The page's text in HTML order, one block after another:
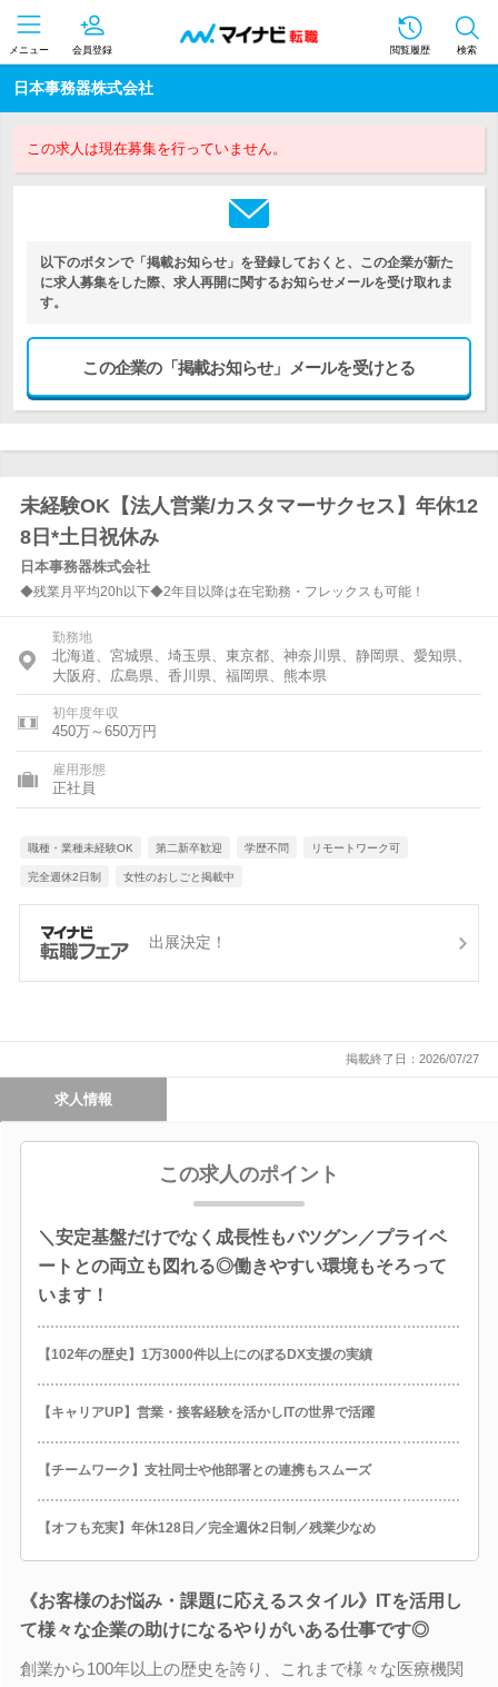
メニュー 会員登録 閲覧履歴 検索
日本事務器株式会社
この求人は現在募集を行っていません。
以下のボタンで「掲載お知らせ」を登録しておくと、この企業が新た
に求人募集をした際、求人再開に関するお知らせメールを受け取れま
す。
この企業の「掲載お知らせ」メールを受けとる
未経験OK【法人営業/カスタマーサクセス】年休12
8日*土日祝休み
日本事務器株式会社
◆残業月平均20h以下◆2年目以降は在宅勤務・フレックスも可能！
勤務地
北海道、宮城県、埼玉県、東京都、神奈川県、静岡県、愛知県、
大阪府、広島県、香川県、福岡県、熊本県
初年度年収
450万～650万円
雇用形態
正社員
職種・業種未経験OK 第二新卒歓迎 学歴不問 リモートワーク可
完全週休2日制 女性のおしごと掲載中
出展決定！
掲載終了日：2026/07/27
求人情報
この求人のポイント
＼安定基盤だけでなく成長性もバツグン／プライベ
ートとの両立も図れる◎働きやすい環境もそろって
います！
【102年の歴史】1万3000件以上にのぼるDX支援の実績
【キャリアUP】営業・接客経験を活かしITの世界で活躍
【チームワーク】支社同士や他部署との連携もスムーズ
【オフも充実】年休128日／完全週休2日制／残業少なめ
《お客様のお悩み・課題に応えるスタイル》ITを活用し
て様々な企業の助けになるやりがいある仕事です◎
創業から100年以上の歴史を誇り、これまで様々な医療機関